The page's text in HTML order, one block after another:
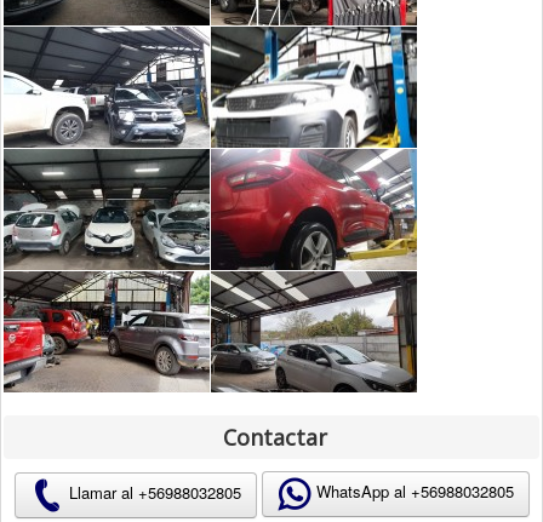
Contactar
Llamar al +56988032805 WhatsApp al +56988032805